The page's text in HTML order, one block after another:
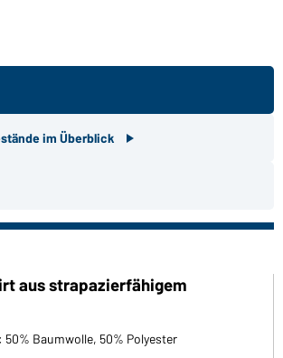
im Überblick
aus strapazierfähigem
50% Baumwolle, 50% Polyester